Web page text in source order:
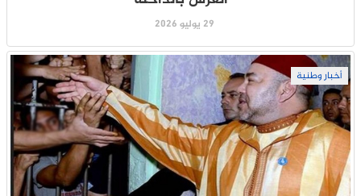
29 يوليو 2026
أخبار وطنية